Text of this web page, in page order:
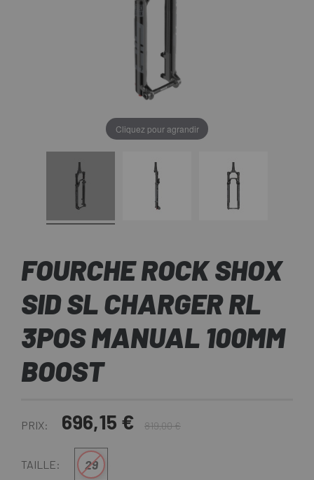
Cliquez pour agrandir
FOURCHE ROCK SHOX
SID SL CHARGER RL
3POS MANUAL 100MM
BOOST
PRIX: 696,15 € 819,00 €
TAILLE: 29